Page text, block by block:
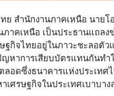
ย สำนักงานภาคเหนือ นายโ
าคเหนือ เป็นประธานแถลง
ฐกิจไทยอยู่ในภาวะชะลอตั
หาการเสียบบัตรแทนกันทำ
อดซึ่งธนาคารแห่งประเท
ศรษฐกิจในประเทศเบาบา